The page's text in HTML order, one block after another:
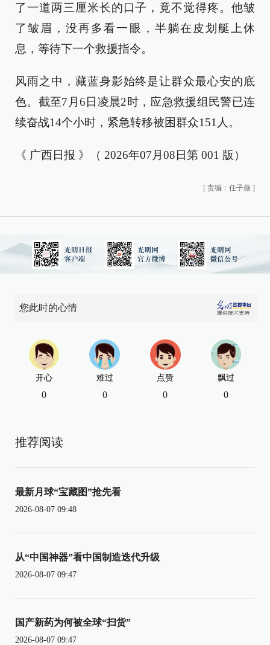
了一道两三厘米长的口子，竟不觉得疼。他皱
了皱眉，没再多看一眼，半躺在皮划艇上休
息，等待下一个救援指令。
风雨之中，藏蓝身影始终是让群众最心安的底
色。截至7月6日凌晨2时，应急救援组民警已连
续奋战14个小时，紧急转移被困群众151人。
《 广西日报 》（ 2026年07月08日第 001 版）
[ 责编：任子薇 ]
您此时的心情
开心
0
难过
0
点赞
0
飘过
0
推荐阅读
最新月球“宝藏图”抢先看
2026-08-07 09:48
从“中国神器”看中国制造迭代升级
2026-08-07 09:47
国产新药为何被全球“扫货”
2026-08-07 09:47